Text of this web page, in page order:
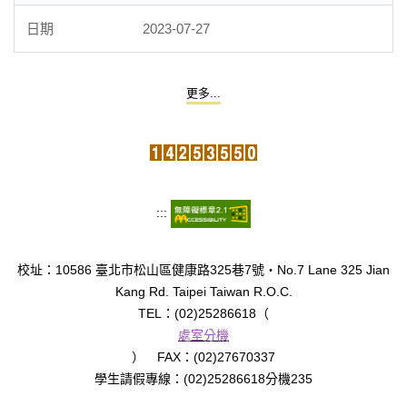
2023-07-27
更多...
:::
校址：10586 臺北市松山區健康路325巷7號‧No.7 Lane 325 Jian
Kang Rd. Taipei Taiwan R.O.C.
TEL：(02)25286618（
處室分機
） FAX：(02)27670337
學生請假專線：(02)25286618分機235